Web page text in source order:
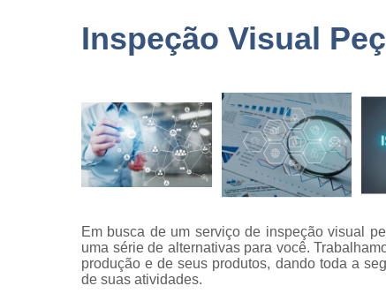
Empresas
Empresas
Inspeção Visual
Em busca de um serviço de inspeção visual
uma série de alternativas para você.
produção e de seus produtos, dando toda a
de suas atividades.